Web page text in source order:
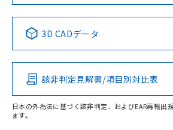
Pb Hg Cd
O
No No No
この製品の規格認
その他の認証はこちらのページ
3D CADデータ
該非判定見解書/項目別対比表
日本の外為法に基づく該非判定、およびEAR再輸出
ます。